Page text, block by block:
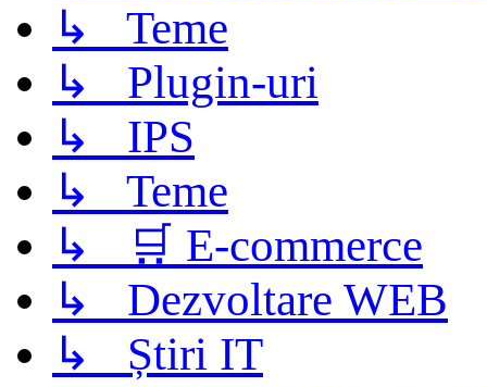
↳ Teme
↳ Plugin-uri
↳ IPS
↳ Teme
↳ 🛒 E-commerce
↳ Dezvoltare WEB
↳ Știri IT